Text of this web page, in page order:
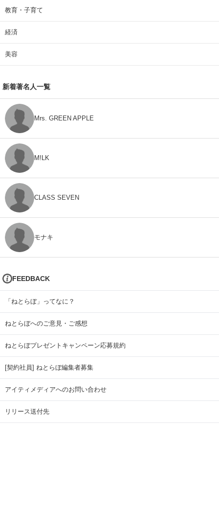
教育・子育て
経済
美容
新着著名人一覧
Mrs. GREEN APPLE
M!LK
CLASS SEVEN
モナキ
FEEDBACK
「ねとらぼ」ってなに？
ねとらぼへのご意見・ご感想
ねとらぼプレゼントキャンペーン応募規約
[契約社員] ねとらぼ編集者募集
アイティメディアへのお問い合わせ
リリース送付先